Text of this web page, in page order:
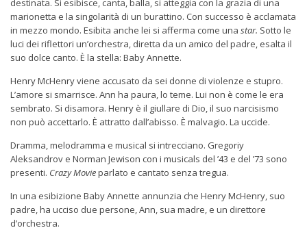
destinata. Si esibisce, canta, balla, si atteggia con la grazia di una
marionetta e la singolarità di un burattino. Con successo è acclamata
in mezzo mondo. Esibita anche lei si afferma come una star. Sotto le
luci dei riflettori un’orchestra, diretta da un amico del padre, esalta il
suo dolce canto. Ѐ la stella: Baby Annette.
Henry McHenry viene accusato da sei donne di violenze e stupro.
L’amore si smarrisce. Ann ha paura, lo teme. Lui non è come le era
sembrato. Si disamora. Henry è il giullare di Dio, il suo narcisismo
non può accettarlo. È attratto dall’abisso. È malvagio. La uccide.
Dramma, melodramma e musical si intrecciano. Gregoriy
Aleksandrov e Norman Jewison con i musicals del ’43 e del ’73 sono
presenti. CrazyMovieparlato e cantato senza tregua.
In una esibizione Baby Annette annunzia che Henry McHenry, suo
padre, ha ucciso due persone, Ann, sua madre, e un direttore
d’orchestra.